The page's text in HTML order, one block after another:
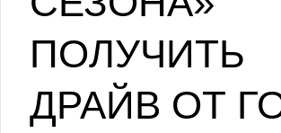
ПОЛУЧИТЬ
ДРАЙВ ОТ